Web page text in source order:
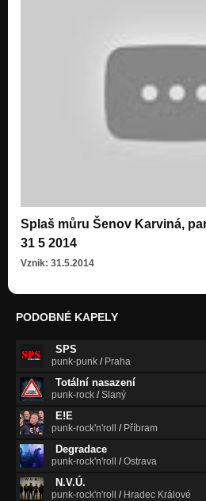
Splaš můru Šenov Karviná,
31 5 2014
Vznik: 31.5.2014
PODOBNÉ KAPELY
SPS
punk-punk / Praha
Totální nasazení
punk-rock /Slaný
E!E
punk-rock'n'roll / Příbram
Degradace
punk-rock'n'roll /Ostrava
N.V.Ú.
punk-rock'n'roll / Hradec Králové